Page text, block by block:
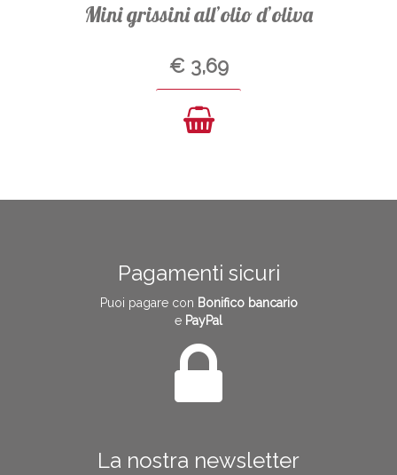
Mini grissini all’olio d’oliva
€3,69
Pagamenti sicuri
Puoi pagare con Bonifico bancario
e PayPal
La nostra newsletter